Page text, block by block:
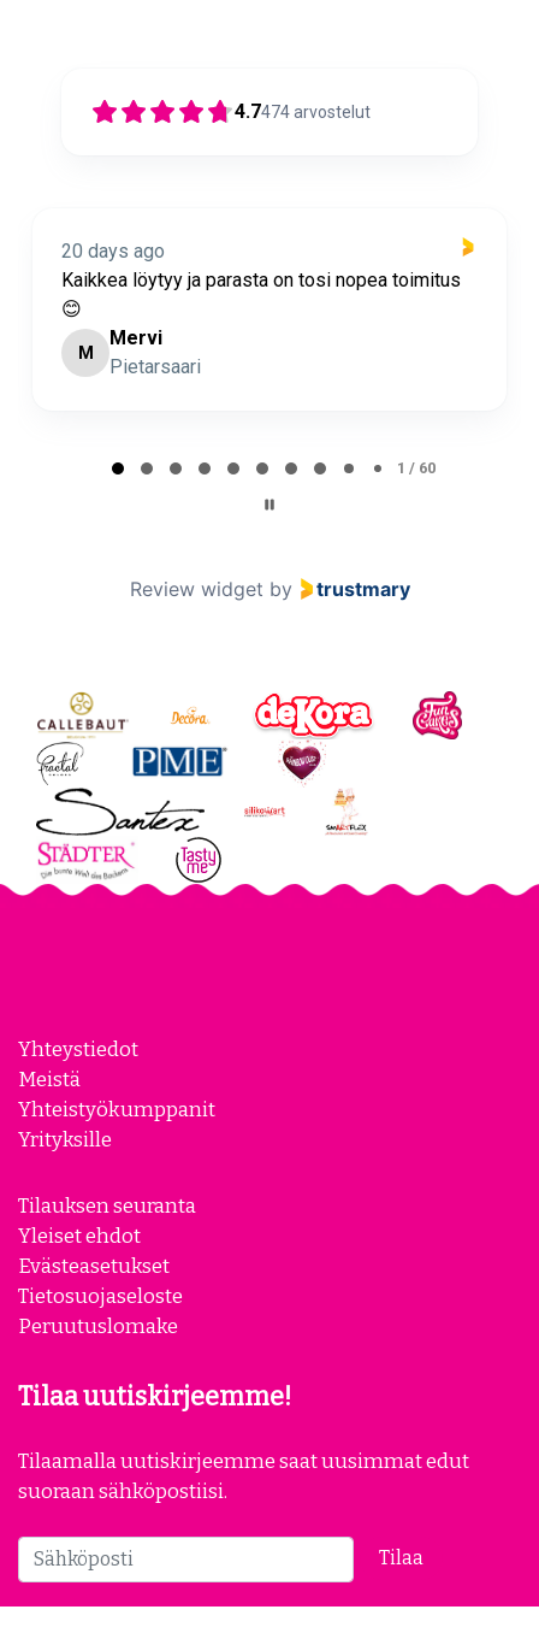
4.7474arvostelut
20 days ago
Kaikkea löytyy ja parasta on tosi nopea toimitus
Pietarsaari
by trustmary
Yhteystiedot
Yhteistyökumppanit
Yrityksille
Tilauksen seuranta
Yleiset ehdot
Tietosuojaseloste
Tilaa uutiskirjeemme!
Tilaamalla uutiskirjeemme saat uusimmat edut